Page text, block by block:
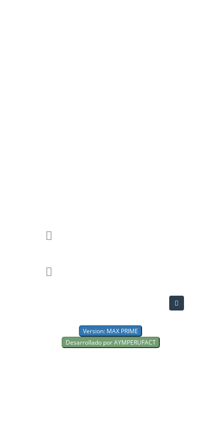
Version: MAX PRIME
Desarrollado por AYMPERUFACT